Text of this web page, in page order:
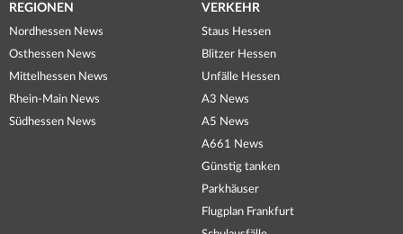
REGIONEN
Nordhessen News
Osthessen News
Mittelhessen News
Rhein-Main News
Südhessen News
VERKEHR
Staus Hessen
Blitzer Hessen
Unfälle Hessen
A3 News
A5 News
A661 News
Günstig tanken
Parkhäuser
Flugplan Frankfurt